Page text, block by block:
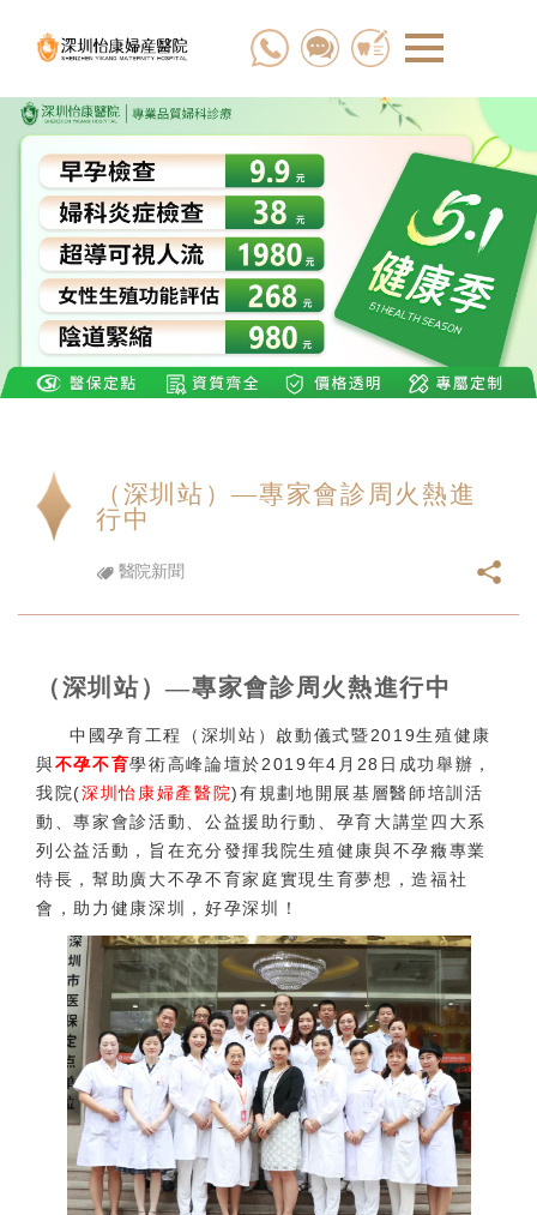
（深圳站）—專家會診周火熱進
行中
醫院新聞
（深圳站）—專家會診周火熱進行中
中國孕育工程（深圳站）啟動儀式暨2019生殖健康
與不孕不育學術高峰論壇於2019年4月28日成功舉辦，
我院(深圳怡康婦產醫院)有規劃地開展基層醫師培訓活
動、專家會診活動、公益援助行動、孕育大講堂四大系
列公益活動，旨在充分發揮我院生殖健康與不孕癥專業
特長，幫助廣大不孕不育家庭實現生育夢想，造福社
會，助力健康深圳，好孕深圳！